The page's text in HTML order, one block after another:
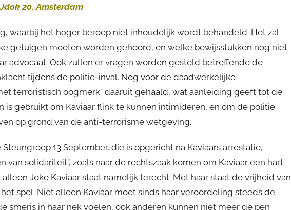
20, Amsterdam
waarbij het hoger beroep niet inhoudelijk wordt behandeld. Het zal
getuigen moeten worden gehoord, en welke bewijsstukken nog niet
advocaat. Ook zullen er vragen worden gesteld betreffende de
tijdens de politie-inval. Nog voor de daadwerkelijke
terroristisch oogmerk” daaruit gehaald, wat aanleiding geeft tot de
gebruikt om Kaviaar flink te kunnen intimideren, en om de politie
op grond van de anti-terrorisme wetgeving.
Steungroep 13 September, die is opgericht na Kaviaars arrestatie,
solidariteit”, zoals naar de rechtszaak komen om Kaviaar een hart
Joke Kaviaar staat namelijk terecht. Met haar staat de vrijheid van
spel. Niet alleen Kaviaar moet sinds haar veroordeling steeds de
smeris in haar nek voelen, ook anderen kunnen niet meer de pen